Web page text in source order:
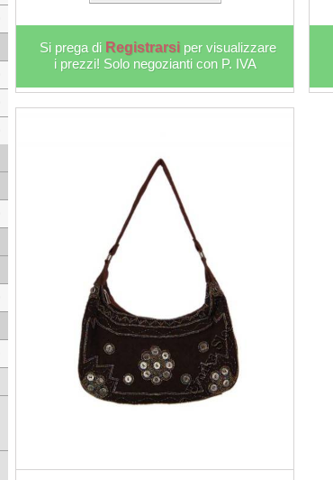
Si prega di Registrarsi per visualizzare
i prezzi! Solo negozianti con P. IVA